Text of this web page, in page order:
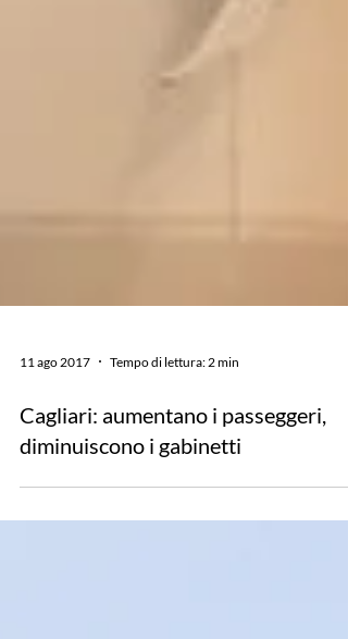
11 ago 2017 Tempo di lettura: 2 min
Cagliari: aumentano i passeggeri,
diminuiscono i gabinetti